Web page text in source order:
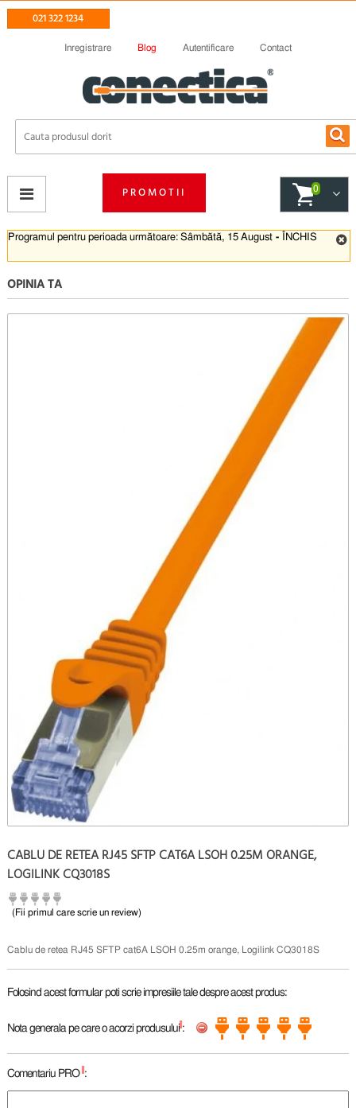
021 322 1234
Inregistrare Blog Autentificare Contact
Programul pentru perioada următoare: Sâmbătă, 15 August - ÎNCHIS
PROMOTII 0
OPINIA TA
CABLU DE RETEA RJ45 SFTP CAT6A LSOH 0.25M ORANGE,
LOGILINK CQ3018S
(Fii primul care scrie un review)
Cablu de retea RJ45 SFTP cat6A LSOH 0.25m orange, Logilink CQ3018S
Folosind acest formular poti scrie impresiile tale despre acest produs:
Nota generala pe care o acorzi produsului* :
Comentariu PRO :